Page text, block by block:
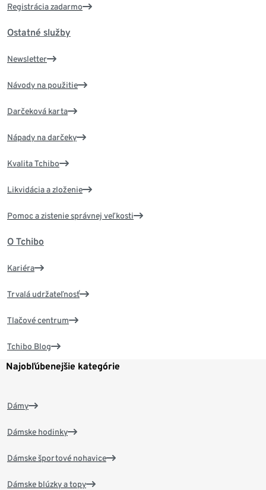
Registrácia zadarmo
Ostatné služby
Newsletter
Návody na použitie
Darčeková karta
Nápady na darčeky
Kvalita Tchibo
Likvidácia a zloženie
Pomoc a zistenie správnej veľkosti
O Tchibo
Kariéra
Trvalá udržateľnosť
Tlačové centrum
Tchibo Blog
Najobľúbenejšie kategórie
Dámy
Dámske hodinky
Dámske športové nohavice
Dámske blúzky a topy